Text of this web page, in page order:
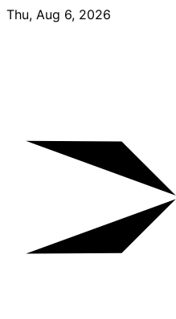
Skip
Thu, Aug 6, 2026